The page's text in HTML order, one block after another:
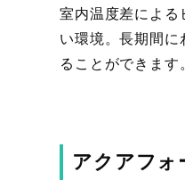
室内温度差による
い環境。長期間に
ることができます
アクアフォ